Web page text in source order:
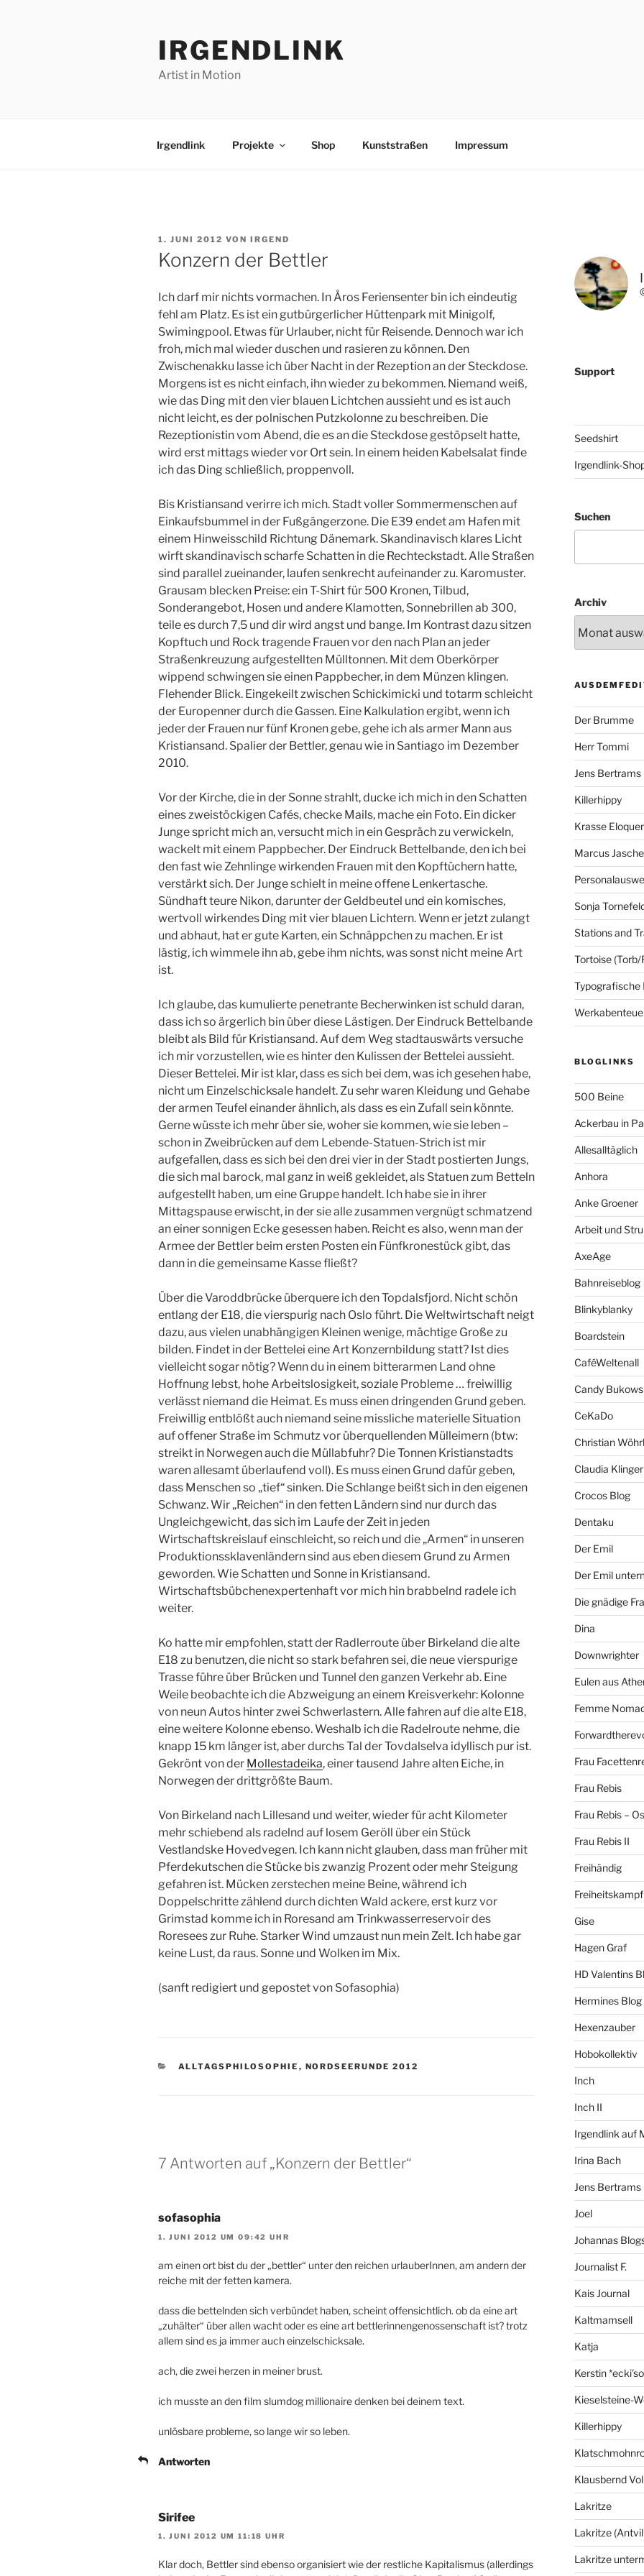
IRGENDLINK
Artist in Motion
Irgendlink Projekte Shop Kunststraßen Impressum
VERÖFFENTLICHT
AM
1. JUNI 2012 VON IRGEND
Konzern der Bettler
Ich darf mir nichts vormachen. In Åros Feriensenter bin ich eindeutig
fehl am Platz. Es ist ein gutbürgerlicher Hüttenpark mit Minigolf,
Swimingpool. Etwas für Urlauber, nicht für Reisende. Dennoch war ich
froh, mich mal wieder duschen und rasieren zu können. Den
Zwischenakku lasse ich über Nacht in der Rezeption an der Steckdose.
Morgens ist es nicht einfach, ihn wieder zu bekommen. Niemand weiß,
wie das Ding mit den vier blauen Lichtchen aussieht und es ist auch
nicht leicht, es der polnischen Putzkolonne zu beschreiben. Die
Rezeptionistin vom Abend, die es an die Steckdose gestöpselt hatte,
wird erst mittags wieder vor Ort sein. In einem heiden Kabelsalat finde
ich das Ding schließlich, proppenvoll.
Bis Kristiansand verirre ich mich. Stadt voller Sommermenschen auf
Einkaufsbummel in der Fußgängerzone. Die E39 endet am Hafen mit
einem Hinweisschild Richtung Dänemark. Skandinavisch klares Licht
wirft skandinavisch scharfe Schatten in die Rechteckstadt. Alle Straßen
sind parallel zueinander, laufen senkrecht aufeinander zu. Karomuster.
Grausam blecken Preise: ein T-Shirt für 500 Kronen, Tilbud,
Sonderangebot, Hosen und andere Klamotten, Sonnebrillen ab 300,
teile es durch 7,5 und dir wird angst und bange. Im Kontrast dazu sitzen
Kopftuch und Rock tragende Frauen vor den nach Plan an jeder
Straßenkreuzung aufgestellten Mülltonnen. Mit dem Oberkörper
wippend schwingen sie einen Pappbecher, in dem Münzen klingen.
Flehender Blick. Eingekeilt zwischen Schickimicki und totarm schleicht
der Europenner durch die Gassen. Eine Kalkulation ergibt, wenn ich
jeder der Frauen nur fünf Kronen gebe, gehe ich als armer Mann aus
Kristiansand. Spalier der Bettler, genau wie in Santiago im Dezember
2010.
Vor der Kirche, die in der Sonne strahlt, ducke ich mich in den Schatten
eines zweistöckigen Cafés, checke Mails, mache ein Foto. Ein dicker
Junge spricht mich an, versucht mich in ein Gespräch zu verwickeln,
wackelt mit einem Pappbecher. Der Eindruck Bettelbande, den ich bei
den fast wie Zehnlinge wirkenden Frauen mit den Kopftüchern hatte,
verstärkt sich. Der Junge schielt in meine offene Lenkertasche.
Sündhaft teure Nikon, darunter der Geldbeutel und ein komisches,
wertvoll wirkendes Ding mit vier blauen Lichtern. Wenn er jetzt zulangt
und abhaut, hat er gute Karten, ein Schnäppchen zu machen. Er ist
lästig, ich wimmele ihn ab, gebe ihm nichts, was sonst nicht meine Art
ist.
Ich glaube, das kumulierte penetrante Becherwinken ist schuld daran,
dass ich so ärgerlich bin über diese Lästigen. Der Eindruck Bettelbande
bleibt als Bild für Kristiansand. Auf dem Weg stadtauswärts versuche
ich mir vorzustellen, wie es hinter den Kulissen der Bettelei aussieht.
Dieser Bettelei. Mir ist klar, dass es sich bei dem, was ich gesehen habe,
nicht um Einzelschicksale handelt. Zu sehr waren Kleidung und Gehabe
der armen Teufel einander ähnlich, als dass es ein Zufall sein könnte.
Gerne wüsste ich mehr über sie, woher sie kommen, wie sie leben –
schon in Zweibrücken auf dem Lebende-Statuen-Strich ist mir
aufgefallen, dass es sich bei den drei vier in der Stadt postierten Jungs,
die sich mal barock, mal ganz in weiß gekleidet, als Statuen zum Betteln
aufgestellt haben, um eine Gruppe handelt. Ich habe sie in ihrer
Mittagspause erwischt, in der sie alle zusammen vergnügt schmatzend
an einer sonnigen Ecke gesessen haben. Reicht es also, wenn man der
Armee der Bettler beim ersten Posten ein Fünfkronestück gibt, das
dann in die gemeinsame Kasse fließt?
Über die Varoddbrücke überquere ich den Topdalsfjord. Nicht schön
entlang der E18, die vierspurig nach Oslo führt. Die Weltwirtschaft neigt
dazu, aus vielen unabhängigen Kleinen wenige, mächtige Große zu
bilden. Findet in der Bettelei eine Art Konzernbildung statt? Ist dies
vielleicht sogar nötig? Wenn du in einem bitterarmen Land ohne
Hoffnung lebst, hohe Arbeitslosigkeit, soziale Probleme … freiwillig
verlässt niemand die Heimat. Es muss einen dringenden Grund geben.
Freiwillig entblößt auch niemand seine missliche materielle Situation
auf offener Straße im Schmutz vor überquellenden Mülleimern (btw:
streikt in Norwegen auch die Müllabfuhr? Die Tonnen Kristianstadts
waren allesamt überlaufend voll). Es muss einen Grund dafür geben,
dass Menschen so „tief“ sinken. Die Schlange beißt sich in den eigenen
Schwanz. Wir „Reichen“ in den fetten Ländern sind nur durch das
Ungleichgewicht, das sich im Laufe der Zeit in jeden
Wirtschaftskreislauf einschleicht, so reich und die „Armen“ in unseren
Produktionssklavenländern sind aus eben diesem Grund zu Armen
geworden. Wie Schatten und Sonne in Kristiansand.
Wirtschaftsbübchenexpertenhaft vor mich hin brabbelnd radele ich
weiter.
Ko hatte mir empfohlen, statt der Radlerroute über Birkeland die alte
E18 zu benutzen, die nicht so stark befahren sei, die neue vierspurige
Trasse führe über Brücken und Tunnel den ganzen Verkehr ab. Eine
Weile beobachte ich die Abzweigung an einem Kreisverkehr: Kolonne
von neun Autos hinter zwei Schwerlastern. Alle fahren auf die alte E18,
eine weitere Kolonne ebenso. Weshalb ich die Radelroute nehme, die
knapp 15 km länger ist, aber durchs Tal der Tovdalselva idyllisch pur ist.
Gekrönt von der Mollestadeika, einer tausend Jahre alten Eiche, in
Norwegen der drittgrößte Baum.
Von Birkeland nach Lillesand und weiter, wieder für acht Kilometer
mehr schiebend als radelnd auf losem Geröll über ein Stück
Vestlandske Hovedvegen. Ich kann nicht glauben, dass man früher mit
Pferdekutschen die Stücke bis zwanzig Prozent oder mehr Steigung
gefahren ist. Mücken zerstechen meine Beine, während ich
Doppelschritte zählend durch dichten Wald ackere, erst kurz vor
Grimstad komme ich in Roresand am Trinkwasserreservoir des
Roresees zur Ruhe. Starker Wind umzaust nun mein Zelt. Ich habe gar
keine Lust, da raus. Sonne und Wolken im Mix.
(sanft redigiert und gepostet von Sofasophia)
KATEGORIEN
ALLTAGSPHILOSOPHIE , NORDSEERUNDE 2012
7 Antworten auf „Konzern der Bettler“
sofasophia
1. JUNI 2012 UM 09:42 UHR
am einen ort bist du der „bettler“ unter den reichen urlauberInnen, am andern der
reiche mit der fetten kamera.
dass die bettelnden sich verbündet haben, scheint offensichtlich. ob da eine art
„zuhälter“ über allen wacht oder es eine art bettlerinnengenossenschaft ist? trotz
allem sind es ja immer auch einzelschicksale.
ach, die zwei herzen in meiner brust.
ich musste an den film slumdog millionaire denken bei deinem text.
unlösbare probleme, so lange wir so leben.
Antworten
Sirifee
1. JUNI 2012 UM 11:18 UHR
Klar doch, Bettler sind ebenso organisiert wie der restliche Kapitalismus (allerdings
Support
Seedshirt
Irgendlink-
Suchen
Archiv
Der Brumme
Herr Tommi
Jens Bertrams
Killerhippy
Krasse
Marcus
Sonja
Stations and
Tortoise (Torb/
Typografische
BLOGLINKS
500 Beine
Ackerbau in
Allesalltäglich
Anhora
Anke Groener
Arbeit und
AxeAge
Bahnreiseblog
Blinkyblanky
Boardstein
CaféWeltenall
Candy
CeKaDo
Christian Wöhrl
Claudia Klinger
Crocos Blog
Dentaku
Der Emil
Der Emil
Die gnädige
Dina
Downwrighter
Eulen aus
Femme
Frau
Frau Rebis
Frau Rebis –
Frau Rebis II
Freihändig
Freiheitskampf
Gise
Hagen Graf
HD Valentins
Hermines Blog
Hexenzauber
Hobokollektiv
Inch
Inch II
Irgendlink auf
Irina Bach
Jens Bertrams
Joel
Johannas
Journalist F.
Kais Journal
Kaltmamsell
Katja
Kerstin
Kieselsteine-
Killerhippy
Klausbernd
Lakritze
Lakritze
Lakritze